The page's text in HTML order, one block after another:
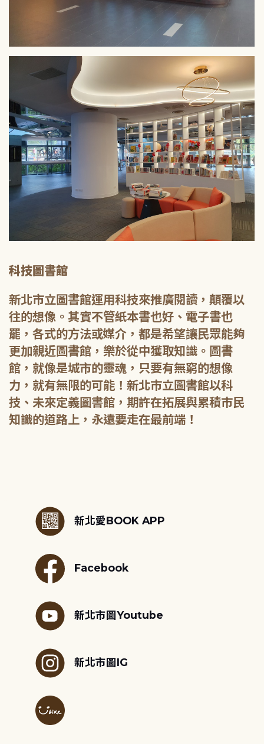
科技圖書館
新北市立圖書館運用科技來推廣閱讀，顛覆以
往的想像。其實不管紙本書也好、電子書也
罷，各式的方法或媒介，都是希望讓民眾能夠
更加親近圖書館，樂於從中獲取知識。圖書
館，就像是城市的靈魂，只要有無窮的想像
力，就有無限的可能！新北市立圖書館以科
技、未來定義圖書館，期許在拓展與累積市民
知識的道路上，永遠要走在最前端！
新北愛BOOK APP
Facebook
新北市圖Youtube
新北市圖IG